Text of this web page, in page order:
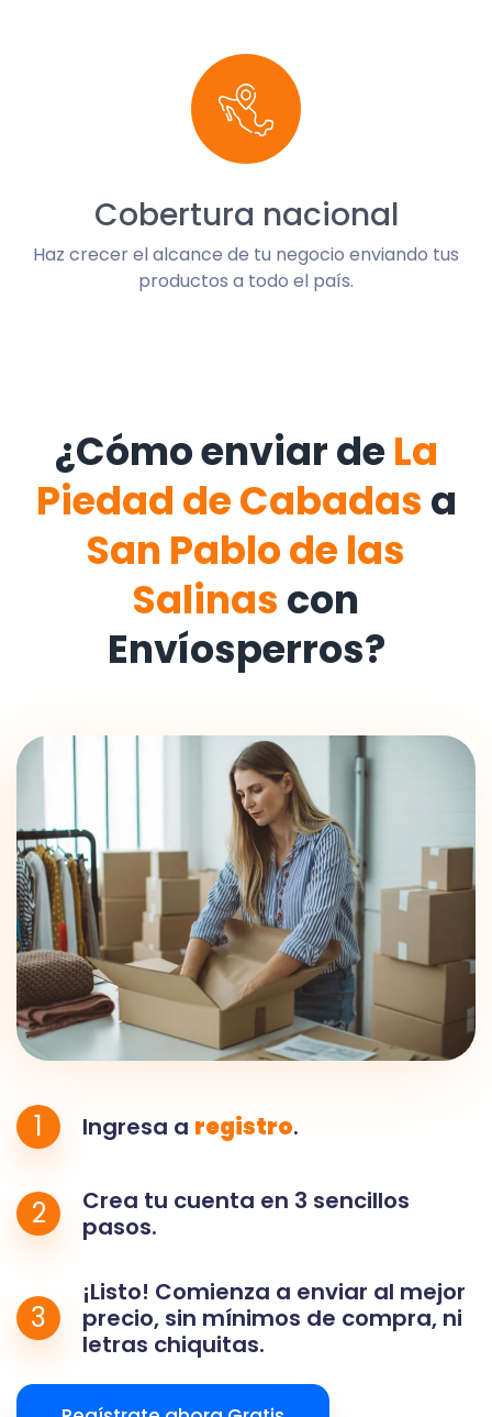
Cobertura nacional
Haz crecer el alcance de tu negocio enviando tus
productos a todo el país.
¿Cómo enviar de La
Piedad de Cabadas a
San Pablo de las
Salinas con
Envíosperros?
1 Ingresa a registro.
2
Crea tu cuenta en 3 sencillos
pasos.
3
¡Listo! Comienza a enviar al mejor
precio, sin mínimos de compra, ni
letras chiquitas.